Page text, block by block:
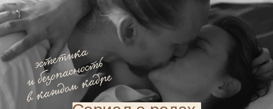
Открыть первую серию